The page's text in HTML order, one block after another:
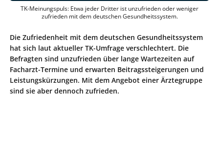
TK-Meinungspuls: Etwa jeder Dritter ist unzufrieden oder weniger
zufrieden mit dem deutschen Gesundheitssystem.
Die Zufriedenheit mit dem deutschen Gesundheitssystem
hat sich laut aktueller TK-Umfrage verschlechtert. Die
Befragten sind unzufrieden über lange Wartezeiten auf
Facharzt-Termine und erwarten Beitragssteigerungen und
Leistungskürzungen. Mit dem Angebot einer Ärztegruppe
sind sie aber dennoch zufrieden.